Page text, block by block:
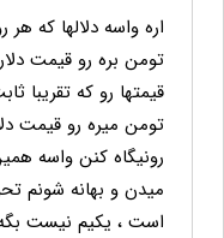
تومن بره رو قیمت
رونیگاه کنن واسه
میدن و بهانه شونم
است ، یکیم نیست